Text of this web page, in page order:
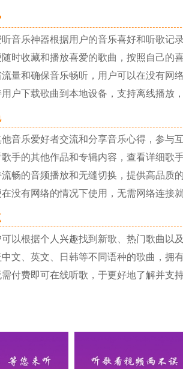
乐神器根据用户的音乐喜好和听歌记录
收藏和播放喜爱的歌曲，按照自己的喜
和确保音乐畅听，用户可以在没有网络
下载歌曲到本地设备，支持离线播放，
乐爱好者交流和分享音乐心得，参与互
的其他作品和专辑内容，查看详细歌手
的音频播放和无缝切换，提供高品质的
有网络的情况下使用，无需网络连接就
根据个人兴趣找到新歌、热门歌曲以及
、英文、日韩等不同语种的歌曲，拥有
费即可在线听歌，于更好地了解并支持